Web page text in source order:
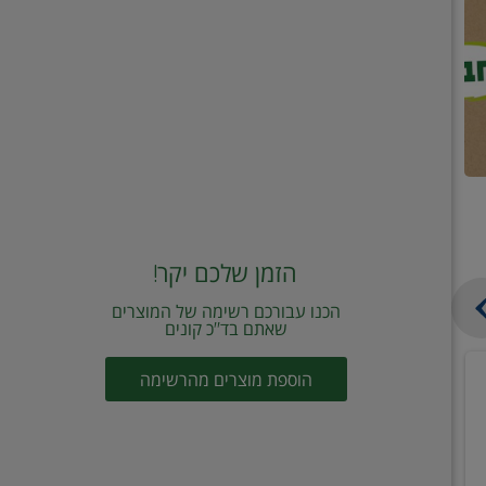
הזמן שלכם יקר!
הכנו עבורכם רשימה של המוצרים
שאתם בד"כ קונים
הוספת מוצרים מהרשימה